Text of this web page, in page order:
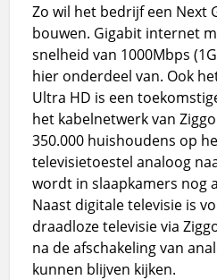
Zo wil het bedrijf een Next
bouwen. Gigabit internet
snelheid van 1000Mbps
hier onderdeel van. Ook
Ultra HD is een
het kabelnetwerk van
350.000 huishoudens op
televisietoestel analoog
wordt in slaapkamers nog
Naast digitale televisie is
draadloze televisie via
na de afschakeling van
kunnen blijven kijken.